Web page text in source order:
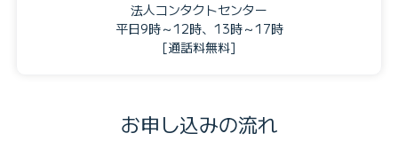
法人コンタクトセンター
平日9時～12時、13時～17時
[通話料無料]
お申し込みの流れ